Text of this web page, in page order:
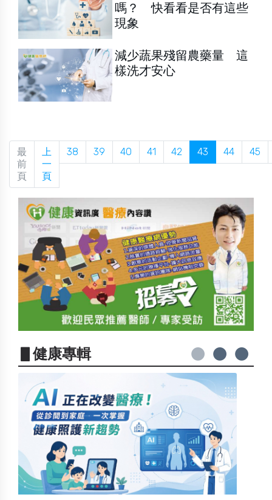
嗎？ 快看看是否有這些
現象
減少蔬果殘留農藥量 這
樣洗才安心
最
前
頁
上
一
頁
38 39 40 41 42 43 44 45
▋健康專輯